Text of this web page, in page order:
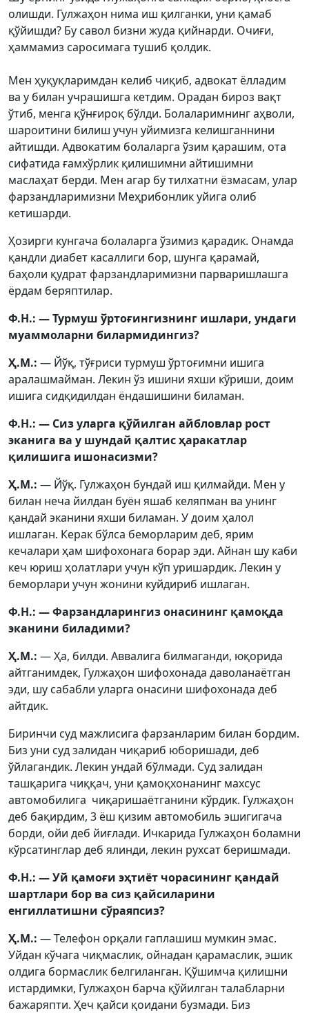
олишди. Гулжаҳон нима иш қилганки, уни қамаб
қўйишди? Бу савол бизни жуда қийнарди. Очиғи,
ҳаммамиз саросимага тушиб қолдик.
Мен ҳуқуқларимдан келиб чиқиб, адвокат ёлладим
ва у билан учрашишга кетдим. Орадан бироз вақт
ўтиб, менга қўнғироқ бўлди. Болаларимнинг аҳволи,
шароитини билиш учун уйимизга келишганнини
айтишди. Адвокатим болаларга ўзим қарашим, ота
сифатида ғамхўрлик қилишимни айтишимни
маслаҳат берди. Мен агар бу тилхатни ёзмасам, улар
фарзандларимизни Меҳрибонлик уйига олиб
кетишарди.
Ҳозирги кунгача болаларга ўзимиз қарадик. Онамда
қандли диабет касаллиги бор, шунга қарамай,
баҳоли қудрат фарзандларимизни парваришлашга
ёрдам беряптилар.
Ф.Н.: — Турмуш ўртоғингизнинг ишлари, ундаги
муаммоларни билармидингиз?
Ҳ.М.: — Йўқ, тўғриси турмуш ўртоғимни ишига
аралашмайман. Лекин ўз ишини яхши кўриши, доим
ишига сидқидилдан ёндашишини биламан.
Ф.Н.: — Сиз уларга қўйилган айбловлар рост
эканига ва у шундай қалтис ҳаракатлар
қилишига ишонасизми?
Ҳ.М.: — Йўқ. Гулжаҳон бундай иш қилмайди. Мен у
билан неча йилдан буён яшаб келяпман ва унинг
қандай эканини яхши биламан. У доим ҳалол
ишлаган. Керак бўлса беморларим деб, ярим
кечалари ҳам шифохонага борар эди. Айнан шу каби
кеч юриш ҳолатлари учун кўп уришардик. Лекин у
беморлари учун жонини куйдириб ишлаган.
Ф.Н.: — Фарзандларингиз онасининг қамоқда
эканини биладими?
Ҳ.М.: — Ҳа, билди. Аввалига билмаганди, юқорида
айтганимдек, Гулжаҳон шифохонада даволанаётган
эди, шу сабабли уларга онасини шифохонада деб
айтдик.
Биринчи суд мажлисига фарзанларим билан бордим.
Биз уни суд залидан чиқариб юборишади, деб
ўйлагандик. Лекин ундай бўлмади. Суд залидан
ташқарига чиққач, уни қамоқхонанинг махсус
автомобилига чиқаришаётганини кўрдик. Гулжаҳон
деб бақирдим, 3 ёш қизим автомобиль эшигигача
борди, ойи деб йиғлади. Ичкарида Гулжаҳон боламни
кўрсатинглар деб ялинди, лекин рухсат беришмади.
Ф.Н.: — Уй қамоғи эҳтиёт чорасининг қандай
шартлари бор ва сиз қайсиларини
енгиллатишни сўраяпсиз?
Ҳ.М.: — Телефон орқали гаплашиш мумкин эмас.
Уйдан кўчага чиқмаслик, ойнадан қарамаслик, эшик
олдига бормаслик белгиланган. Қўшимча қилишни
истардимки, Гулжаҳон барча қўйилган талабларни
бажаряпти. Ҳеч қайси қоидани бузмади. Биз